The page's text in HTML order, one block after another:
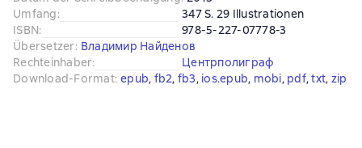
Umfang:
347 S. 29 Illustrationen
ISBN:
978-5-227-07778-3
Übersetzer: Владимир Найденов
Rechteinhaber:
Центрполиграф
Download-Format: epub, fb2, fb3, ios.epub, mobi, pdf, txt, zip